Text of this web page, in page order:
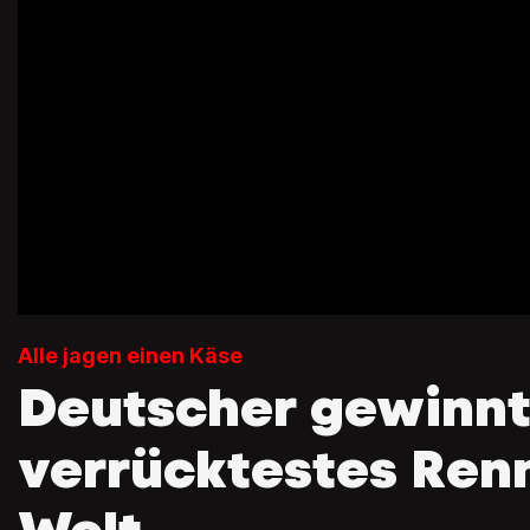
Alle jagen einen Käse
Deutscher gewinnt
verrücktestes